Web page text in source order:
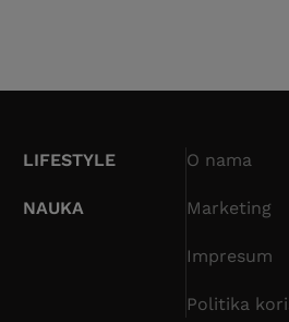
LIFESTYLE
NAUKA
O nama
Marketing
Impresum
Politika